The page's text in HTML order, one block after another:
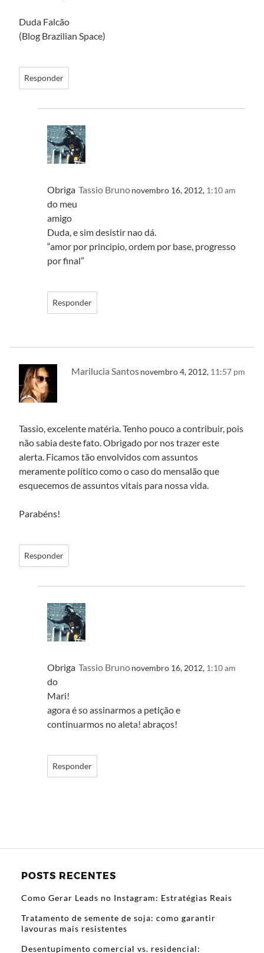
Duda Falcão
(Blog Brazilian Space)
Responder
Tassio Brunonovembro 16, 2012, 1:10 am
Obriga
do meu
amigo
Duda, e sim desistir nao dá.
“amor por principio, ordem por base, progresso
por final”
Responder
Marilucia Santosnovembro 4, 2012, 11:57 pm
Tassio, excelente matéria. Tenho pouco a contribuir, pois
não sabia deste fato. Obrigado por nos trazer este
alerta. Ficamos tão envolvidos com assuntos
meramente político como o caso do mensalão que
esquecemos de assuntos vitais para nossa vida.
Parabéns!
Responder
Tassio Brunonovembro 16, 2012, 1:10 am
Obriga
do
Mari!
agora é so assinarmos a petição e
continuarmos no aleta! abraços!
Responder
POSTS RECENTES
Como Gerar Leads no Instagram: Estratégias Reais
Tratamento de semente de soja: como garantir
lavouras mais resistentes
Desentupimento comercial vs. residencial: